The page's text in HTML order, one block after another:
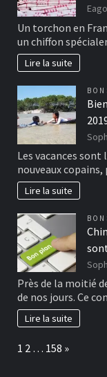
Eago
Un torchon en
un chiffon
Lire la suite
Les vacances
nouveaux
Lire la suite
Près de la moitié
de nos jours. Ce
Lire la suite
Page:
1 2 … 158 Next
»